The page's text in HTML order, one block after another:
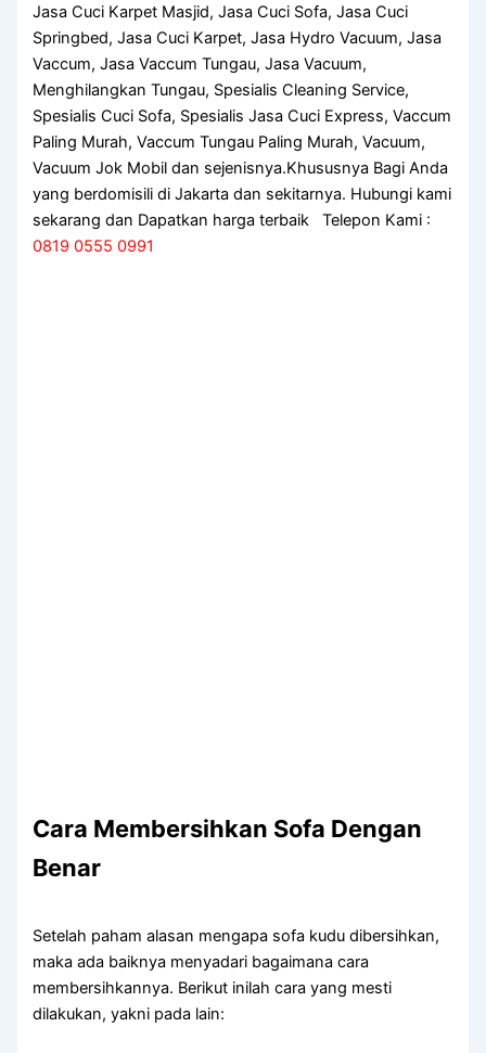
Jasa Cuci Karpet Masjid, Jasa Cuci Sofa, Jasa Cuci
Springbed, Jasa Cuci Karpet, Jasa Hydro Vacuum, Jasa
Vaccum, Jasa Vaccum Tungau, Jasa Vacuum,
Menghilangkan Tungau, Spesialis Cleaning Service,
Spesialis Cuci Sofa, Spesialis Jasa Cuci Express, Vaccum
Paling Murah, Vaccum Tungau Paling Murah, Vacuum,
Vacuum Jok Mobil dan sejenisnya.Khususnya Bagi Anda
yang berdomisili di Jakarta dan sekitarnya. Hubungi kami
sekarang dan Dapatkan harga terbaik Telepon Kami :
0819 0555 0991
Cara Membersihkan Sofa Dengan
Benar
Setelah paham alasan mengapa sofa kudu dibersihkan,
maka ada baiknya menyadari bagaimana cara
membersihkannya. Berikut inilah cara yang mesti
dilakukan, yakni pada lain: